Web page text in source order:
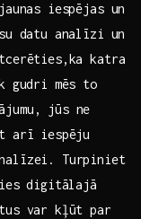
iespējas un
datu ‌analīzi un​
katra
mēs to​
jūs ne
arī iespēju
​Turpiniet
digitālajā⁣
‍var kļūt par